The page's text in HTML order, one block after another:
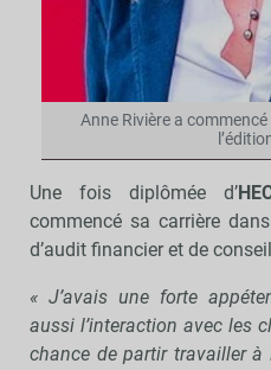
Anne Rivière a
Une fois diplômée d’
commencé sa carrière
d’audit financier et de
« J’avais une forte
aussi l’interaction avec les
chance de partir travailler à